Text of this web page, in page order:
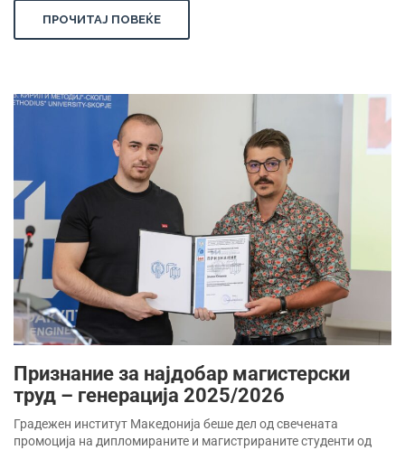
ПРОЧИТАЈ ПОВЕЌЕ
Признание за најдобар магистерски
труд – генерација 2025/2026
Градежен институт Македонија беше дел од свечената
промоција на дипломираните и магистрираните студенти од